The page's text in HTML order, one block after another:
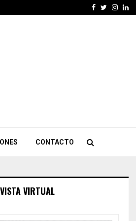
Facebook
Twitter
CONTACTO
VIRTUAL